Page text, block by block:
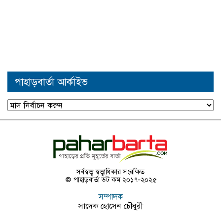
পাহাড়বার্তা আর্কাইভ
পাহাড়বার্তা
আর্কাইভ
সর্বস্বত্ব স্বত্বাধিকার সংরক্ষিত
© পাহাড়বার্তা ডট কম ২০১৭-২০২৫
সম্পাদক
সাদেক হোসেন চৌধুরী